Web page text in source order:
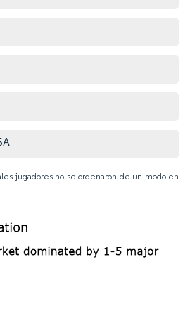
jugadores no se ordenaron de un modo en